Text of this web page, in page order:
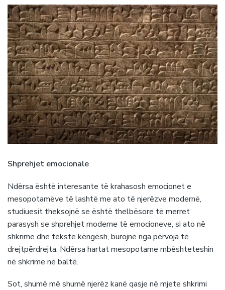
Shprehjet emocionale
Ndërsa është interesante të krahasosh emocionet e
mesopotamëve të lashtë me ato të njerëzve modernë,
studiuesit theksojnë se është thelbësore të merret
parasysh se shprehjet moderne të emocioneve, si ato në
shkrime dhe tekste këngësh, burojnë nga përvoja të
drejtpërdrejta. Ndërsa hartat mesopotame mbështeteshin
në shkrime në baltë.
Sot, shumë më shumë njerëz kanë qasje në mjete shkrimi